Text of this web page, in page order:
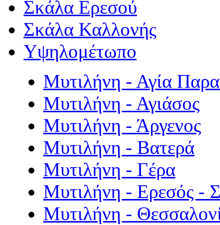
Σκάλα Ερεσού
Σκάλα Καλλονής
Υψηλομέτωπο
Μυτιλήνη - Αγία
Μυτιλήνη - Αγιάσος
Μυτιλήνη - Άργενος
Μυτιλήνη - Βατερά
Μυτιλήνη - Γέρα
Μυτιλήνη - Ερεσός -
Μυτιλήνη -